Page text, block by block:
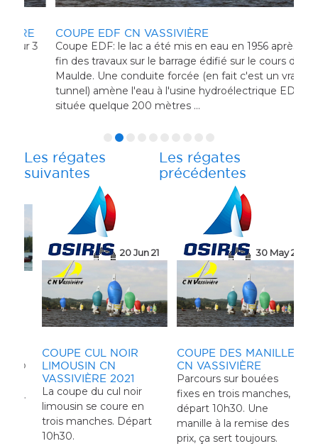
COUPE EDF CN VASSIVIÈRE
Coupe EDF: le lac a été mis en eau en 1956 après la
fin des travaux sur le barrage édifié sur le cours de la
Maulde. Une conduite forcée (en fait c'est un vrai
tunnel) amène l'eau à l'usine hydroélectrique EDF
située quelque 200 mètres ...
Les régates
suivantes
20 Jun 21
COUPE CUL NOIR
LIMOUSIN CN
VASSIVIÈRE 2021
La coupe du cul noir
limousin se coure en
trois manches. Départ
10h30.
20 Jun 21
TROPHÉE BRÉTÉCHÉ
N°2 SNO
Les régates
précédentes
6 Jun 21
COUPE DES
HABITABLES CN
VASSIVIÈRE 2021
La saison bat son plein,
c'est le mois de juin.
Belle régate en
perspective, c'est parti
30 May 21
COUPE DES MANILLES
CN VASSIVIÈRE
Parcours sur bouées
fixes en trois manches,
départ 10h30. Une
manille à la remise des
prix, ça sert toujours.